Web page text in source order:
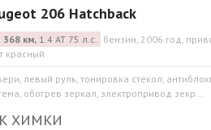
206 Hatchback
368 км,1.4 АТ 75 л.с. бензин, 2006 год,
красный
левый руль, тонировка стекол,
обогрев зеркал, электропривод зекр...
ХИМКИ